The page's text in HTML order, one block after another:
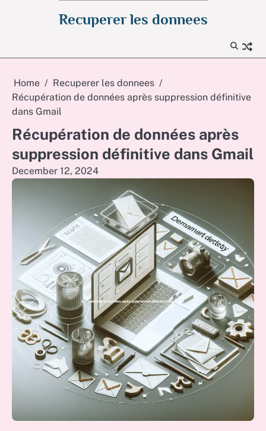
Recuperer les donnees
Home
Recuperer les donnees
Récupération de données après suppression définitive
dans Gmail
Récupération de données après
suppression définitive dans Gmail
December 12, 2024